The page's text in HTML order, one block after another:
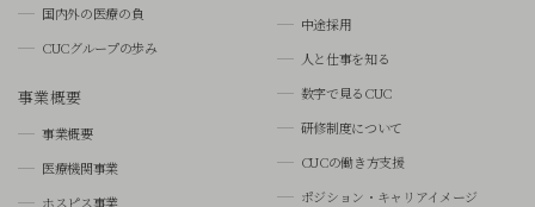
国内外の医療の負
CUCグループの歩み
事業概要
事業概要
医療機関事業
ホスピス事業
中途採用
人と仕事を知る
数字で見るCUC
研修制度について
CUCの働き方支援
ポジション・キャリアイメージ